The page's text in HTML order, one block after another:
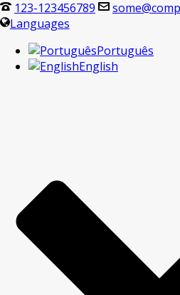
123-123456789
Languages
Português
English